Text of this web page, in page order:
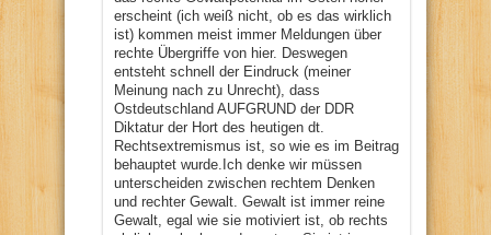
erscheint (ich weiß nicht, ob es das wirklich
ist) kommen meist immer Meldungen über
rechte Übergriffe von hier. Deswegen
entsteht schnell der Eindruck (meiner
Meinung nach zu Unrecht), dass
Ostdeutschland AUFGRUND der DDR
Diktatur der Hort des heutigen dt.
Rechtsextremismus ist, so wie es im Beitrag
behauptet wurde.Ich denke wir müssen
unterscheiden zwischen rechtem Denken
und rechter Gewalt. Gewalt ist immer reine
Gewalt, egal wie sie motiviert ist, ob rechts